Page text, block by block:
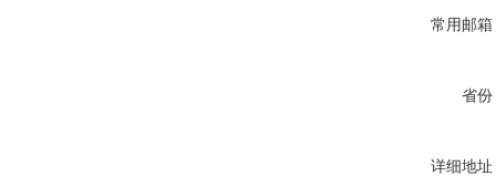
常用邮箱
省份
详细地址